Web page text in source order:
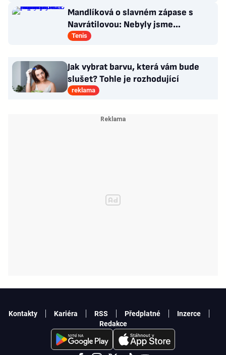
Mandlíková o slavném zápase s
Navrátilovou: Nebyly jsme
připravené. Příště přiveze dceru
Tenis
Jak vybrat barvu, která vám bude
slušet? Tohle je rozhodující
reklama
Kontakty Kariéra RSS Předplatné
Inzerce
Redakce